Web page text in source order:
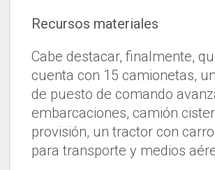
Recursos materiales
Cabe destacar, finalmente,
cuenta con 15 camionetas,
de puesto de comando
embarcaciones, camión
provisión, un tractor con
para transporte y medios